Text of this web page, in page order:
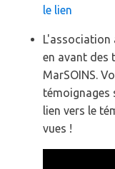
le lien
L'association
en avant des
MarSOINS.
témoignages
lien vers le
vues !